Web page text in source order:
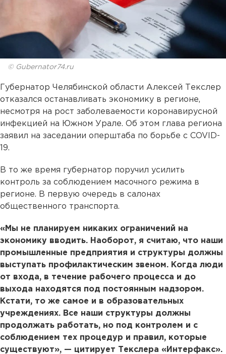
© Gubernator74.ru
Губернатор Челябинской области Алексей Текслер
отказался останавливать экономику в регионе,
несмотря на рост заболеваемости коронавирусной
инфекцией на Южном Урале. Об этом глава региона
заявил на заседании оперштаба по борьбе с COVID-
19.
В то же время губернатор поручил усилить
контроль за соблюдением масочного режима в
регионе. В первую очередь в салонах
общественного транспорта.
«Мы не планируем никаких ограничений на
экономику вводить. Наоборот, я считаю, что наши
промышленные предприятия и структуры должны
выступать профилактическим звеном. Когда люди
от входа, в течение рабочего процесса и до
выхода находятся под постоянным надзором.
Кстати, то же самое и в образовательных
учреждениях. Все наши структуры должны
продолжать работать, но под контролем и с
соблюдением тех процедур и правил, которые
существуют», — цитирует Текслера «Интерфакс».